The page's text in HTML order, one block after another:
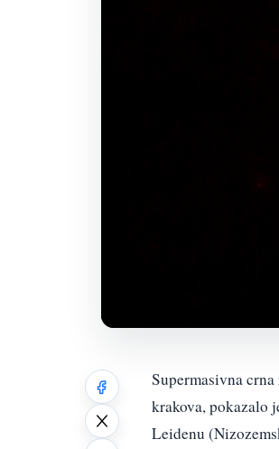
Supermasivna
krakova, pokazalo
Leidenu